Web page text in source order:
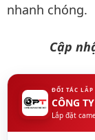
nhanh chóng.
Cập
ĐỐI TÁC LẮP
CÔNG
Lắp đặt